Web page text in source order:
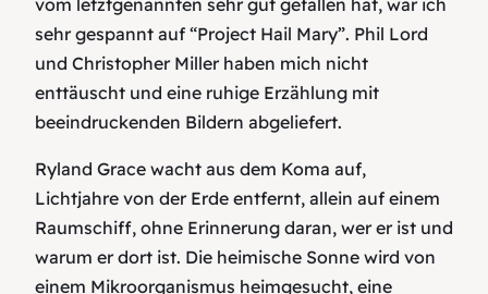
vom letztgenannten sehr gut gefallen hat, war ich
sehr gespannt auf “Project Hail Mary”. Phil Lord
und Christopher Miller haben mich nicht
enttäuscht und eine ruhige Erzählung mit
beeindruckenden Bildern abgeliefert.
Ryland Grace wacht aus dem Koma auf,
Lichtjahre von der Erde entfernt, allein auf einem
Raumschiff, ohne Erinnerung daran, wer er ist und
warum er dort ist. Die heimische Sonne wird von
einem Mikroorganismus heimgesucht, eine